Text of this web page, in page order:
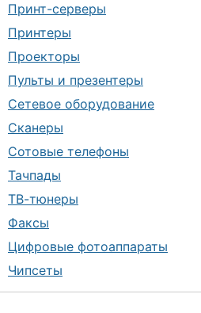
Принт-серверы
Принтеры
Проекторы
Пульты и презентеры
Сетевое оборудование
Сканеры
Сотовые телефоны
Тачпады
ТВ-тюнеры
Факсы
Цифровые фотоаппараты
Чипсеты